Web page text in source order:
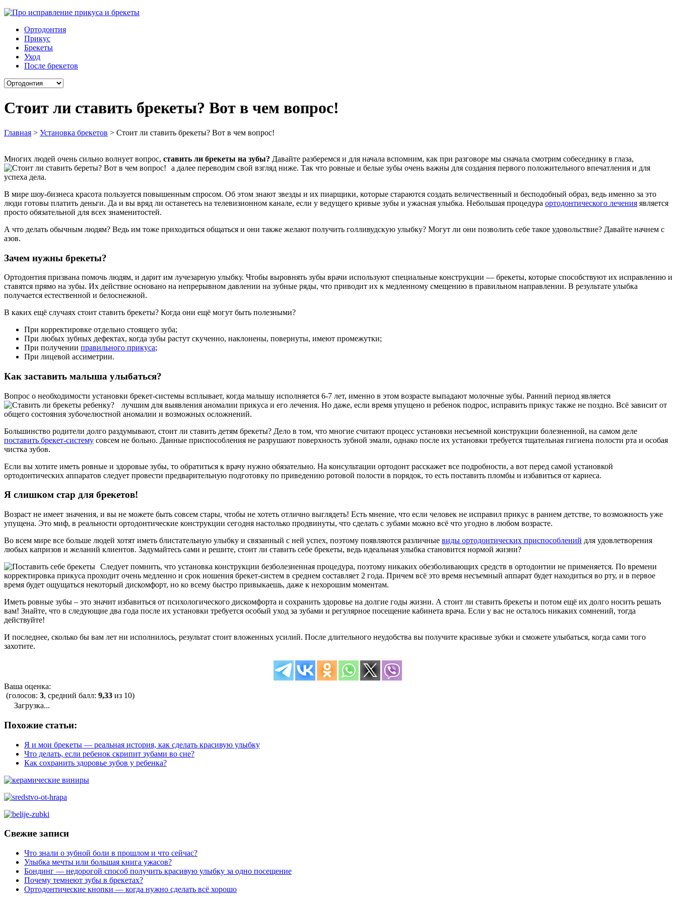
Ортодонтия
Прикус
Брекеты
Уход
После брекетов
Стоит ли ставить брекеты? Вот в чем вопрос!
Главная > Установка брекетов > Стоит ли ставить брекеты? Вот в чем вопрос!
Многих людей очень сильно волнует вопрос, ставить ли брекеты на зубы? Давайте разберемся и для начала вспомним, как при разговоре мы сначала смотрим собеседнику в глаза,
а далее переводим свой взгляд ниже. Так что ровные и белые зубы очень важны для создания первого положительного впечатления и для
успеха дела.
В мире шоу-бизнеса красота пользуется повышенным спросом. Об этом знают звезды и их пиарщики, которые стараются создать величественный и бесподобный образ, ведь именно за это
люди готовы платить деньги. Да и вы вряд ли останетесь на телевизионном канале, если у ведущего кривые зубы и ужасная улыбка. Небольшая процедура ортодонтического лечения является
просто обязательной для всех знаменитостей.
А что делать обычным людям? Ведь им тоже приходиться общаться и они также желают получить голливудскую улыбку? Могут ли они позволить себе такое удовольствие? Давайте начнем с
азов.
Зачем нужны брекеты?
Ортодонтия призвана помочь людям, и дарит им лучезарную улыбку. Чтобы выровнять зубы врачи используют специальные конструкции — брекеты, которые способствуют их исправлению и
ставятся прямо на зубы. Их действие основано на непрерывном давлении на зубные ряды, что приводит их к медленному смещению в правильном направлении. В результате улыбка
получается естественной и белоснежной.
В каких ещё случаях стоит ставить брекеты? Когда они ещё могут быть полезными?
При корректировке отдельно стоящего зуба;
При любых зубных дефектах, когда зубы растут скученно, наклонены, повернуты, имеют промежутки;
При получении правильного прикуса;
При лицевой ассиметрии.
Как заставить малыша улыбаться?
Вопрос о необходимости установки брекет-системы всплывает, когда малышу исполняется 6-7 лет, именно в этом возрасте выпадают молочные зубы. Ранний период является
лучшим для выявления аномалии прикуса и его лечения. Но даже, если время упущено и ребенок подрос, исправить прикус также не поздно. Всё зависит от
общего состояния зубочелюстной аномалии и возможных осложнений.
Большинство родители долго раздумывают, стоит ли ставить детям брекеты? Дело в том, что многие считают процесс установки несъемной конструкции болезненной, на самом деле
поставить брекет-систему совсем не больно. Данные приспособления не разрушают поверхность зубной эмали, однако после их установки требуется тщательная гигиена полости рта и особая
чистка зубов.
Если вы хотите иметь ровные и здоровые зубы, то обратиться к врачу нужно обязательно. На консультации ортодонт расскажет все подробности, а вот перед самой установкой
ортодонтических аппаратов следует провести предварительную подготовку по приведению ротовой полости в порядок, то есть поставить пломбы и избавиться от кариеса.
Я слишком стар для брекетов!
Возраст не имеет значения, и вы не можете быть совсем стары, чтобы не хотеть отлично выглядеть! Есть мнение, что если человек не исправил прикус в раннем детстве, то возможность уже
упущена. Это миф, в реальности ортодонтические конструкции сегодня настолько продвинуты, что сделать с зубами можно всё что угодно в любом возрасте.
Во всем мире все больше людей хотят иметь блистательную улыбку и связанный с ней успех, поэтому появляются различные виды ортодонтических приспособлений для удовлетворения
любых капризов и желаний клиентов. Задумайтесь сами и решите, стоит ли ставить себе брекеты, ведь идеальная улыбка становится нормой жизни?
Следует помнить, что установка конструкции безболезненная процедура, поэтому никаких обезболивающих средств в ортодонтии не применяется. По времени
корректировка прикуса проходит очень медленно и срок ношения брекет-систем в среднем составляет 2 года. Причем всё это время несъемный аппарат будет находиться во рту, и в первое
время будет ощущаться некоторый дискомфорт, но ко всему быстро привыкаешь, даже к нехорошим моментам.
Иметь ровные зубы – это значит избавиться от психологического дискомфорта и сохранить здоровье на долгие годы жизни. А стоит ли ставить брекеты и потом ещё их долго носить решать
вам! Знайте, что в следующие два года после их установки требуется особый уход за зубами и регулярное посещение кабинета врача. Если у вас не осталось никаких сомнений, тогда
действуйте!
И последнее, сколько бы вам лет ни исполнилось, результат стоит вложенных усилий. После длительного неудобства вы получите красивые зубки и сможете улыбаться, когда сами того
захотите.
Ваша оценка:
(голосов: 3, средний балл: 9,33 из 10)
Загрузка...
Похожие статьи:
Я и мои брекеты — реальная история, как сделать красивую улыбку
Что делать, если ребенок скрипит зубами во сне?
Как сохранить здоровье зубов у ребенка?
Свежие записи
Что знали о зубной боли в прошлом и что сейчас?
Улыбка мечты или большая книга ужасов?
Бондинг — недорогой способ получить красивую улыбку за одно посещение
Почему темнеют зубы в брекетах?
Ортодонтические кнопки — когда нужно сделать всё хорошо